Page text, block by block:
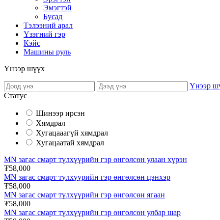
Эмэгтэй
Бусад
Тэлээний арал
Үзэгний гэр
Кэйс
Машины руль
Үнээр шүүх
Үнээр
Статус
Шинээр ирсэн
Хямдрал
Хугацааагүй хямдрал
Хугацаатай хямдрал
MN загас смарт түлхүүрийн гэр өнгөлсөн улаан хүрэн
₮58,000
MN загас смарт түлхүүрийн гэр өнгөлсөн цэнхэр
₮58,000
MN загас смарт түлхүүрийн гэр өнгөлсөн ягаан
₮58,000
MN загас смарт түлхүүрийн гэр өнгөлсөн улбар шар